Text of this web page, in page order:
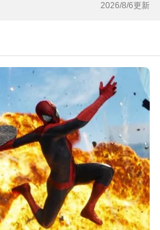
2026/8/6更新